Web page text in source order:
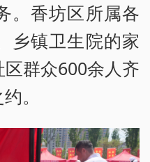
。香坊区所属各
乡镇卫生院的家
群众600余人齐
。